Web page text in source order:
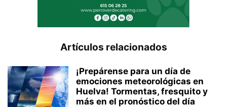
Artículos relacionados
¡Prepárense para un día de
emociones meteorológicas en
Huelva! Tormentas, fresquito y
más en el pronóstico del día